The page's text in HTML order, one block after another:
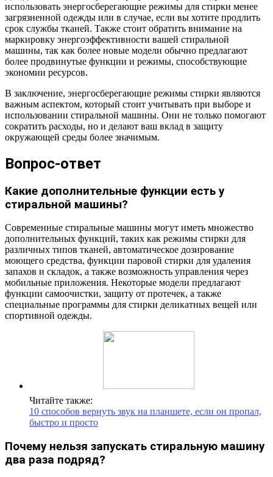
использовать энергосберегающие режимы для стирки менее
загрязненной одежды или в случае, если вы хотите продлить
срок службы тканей. Также стоит обратить внимание на
маркировку энергоэффективности вашей стиральной
машины, так как более новые модели обычно предлагают
более продвинутые функции и режимы, способствующие
экономии ресурсов.
В заключение, энергосберегающие режимы стирки являются
важным аспектом, который стоит учитывать при выборе и
использовании стиральной машины. Они не только помогают
сократить расходы, но и делают ваш вклад в защиту
окружающей среды более значимым.
Вопрос-ответ
Какие дополнительные функции есть у
стиральной машины?
Современные стиральные машины могут иметь множество
дополнительных функций, таких как режимы стирки для
различных типов тканей, автоматическое дозирование
моющего средства, функции паровой стирки для удаления
запахов и складок, а также возможность управления через
мобильные приложения. Некоторые модели предлагают
функции самоочистки, защиту от протечек, а также
специальные программы для стирки деликатных вещей или
спортивной одежды.
Читайте также:
10 способов вернуть звук на планшете, если он пропал,
быстро и просто
Почему нельзя запускать стиральную машину
два раза подряд?